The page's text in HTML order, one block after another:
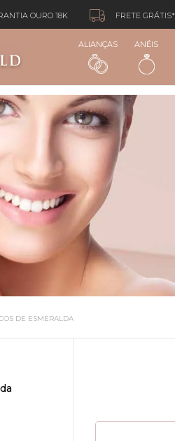
OURO 18K FRETE GRÁTIS*
ALIANÇAS ANÉIS
DE ESMERALDA